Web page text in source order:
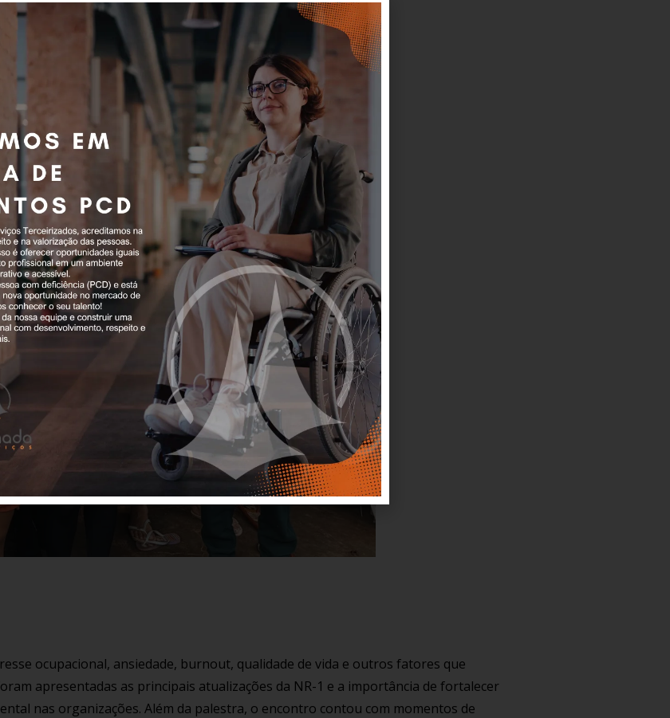
ocupacional, ansiedade, burnout, qualidade de vida e outros fatores que
apresentadas as principais atualizações da NR-1 e a importância de fortalecer
nas organizações. Além da palestra, o encontro contou com momentos de